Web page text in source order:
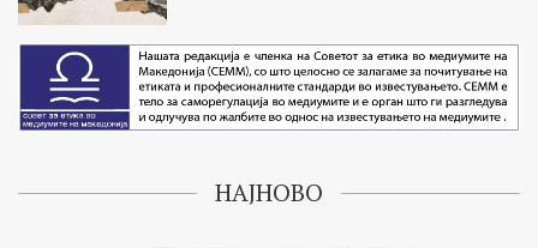
НАЈНОВО